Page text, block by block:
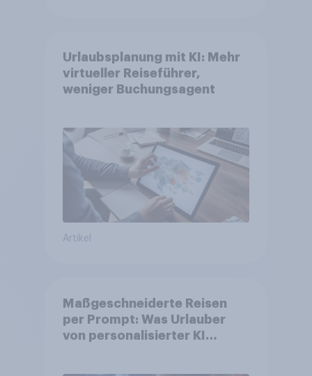
Urlaubsplanung mit KI: Mehr
virtueller Reiseführer,
weniger Buchungsagent
Artikel
Maßgeschneiderte Reisen
per Prompt: Was Urlauber
von personalisierter KI